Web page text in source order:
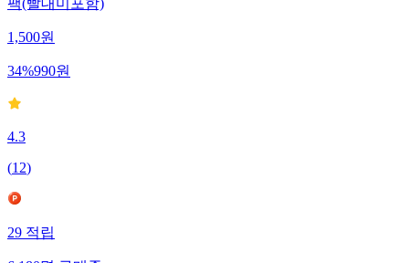
팩(빨대미포함)
1,500원
34%990원
4.3
(12)
29적립